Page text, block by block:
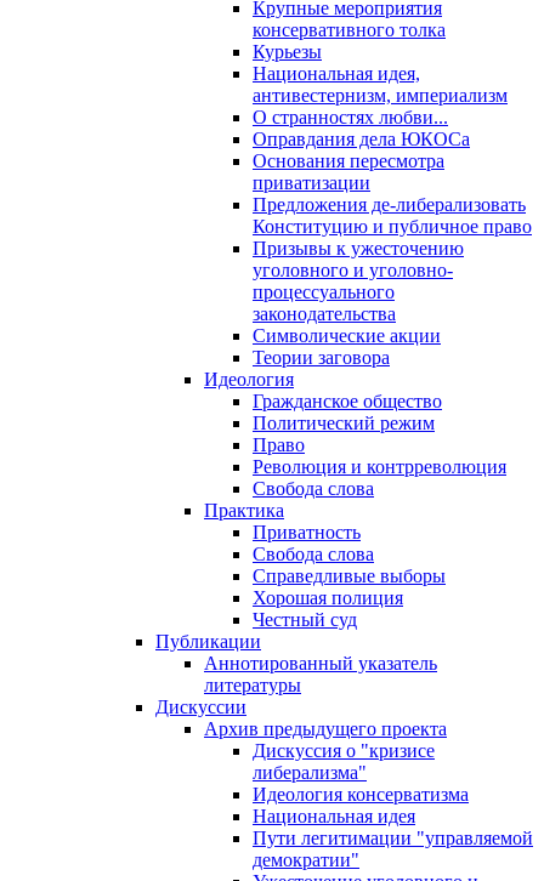
Крупные мероприятия
консервативного толка
Курьезы
Национальная идея,
антивестернизм, империализм
О странностях любви...
Оправдания дела ЮКОСа
Основания пересмотра
приватизации
Предложения де-либерализовать
Конституцию и публичное право
Призывы к ужесточению
уголовного и уголовно-
процессуального
законодательства
Символические акции
Теории заговора
Идеология
Гражданское общество
Политический режим
Право
Революция и контрреволюция
Свобода слова
Практика
Приватность
Свобода слова
Справедливые выборы
Хорошая полиция
Честный суд
Публикации
Аннотированный указатель
литературы
Дискуссии
Архив предыдущего проекта
Дискуссия о "кризисе
либерализма"
Идеология консерватизма
Национальная идея
Пути легитимации "управляемой
демократии"